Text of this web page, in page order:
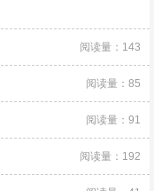
阅读量：143
阅读量：85
阅读量：91
阅读量：192